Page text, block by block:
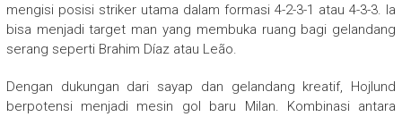
mengisi posisi striker utama dalam formasi 4-2-3-1 atau 4-3-3. Ia
bisa menjadi target man yang membuka ruang bagi gelandang
serang seperti Brahim Díaz atau Leão.
Dengan dukungan dari sayap dan gelandang kreatif, Hojlund
berpotensi menjadi mesin gol baru Milan. Kombinasi antara